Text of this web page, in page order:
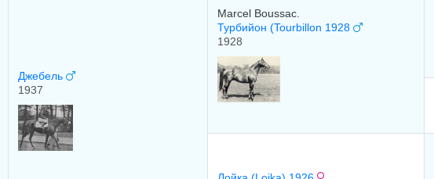
Джебель
1937
Marcel Boussac.
Турбийон (Tourbillon 1928
1928